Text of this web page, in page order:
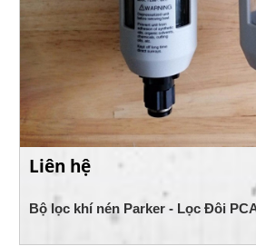
Liên hệ
Bộ lọc khí nén Parker - Lọc Đôi